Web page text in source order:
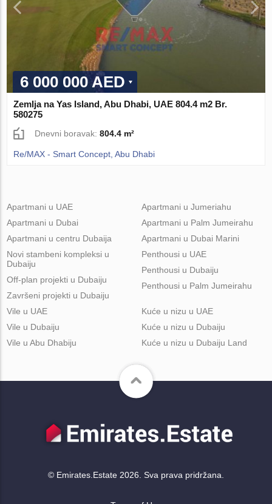
6 000 000 AED
Zemlja na Yas Island, Abu Dhabi, UAE 804.4 m2 Br.
580275
Dnevni boravak:804.4 m²
Re/MAX - Smart Concept, Abu Dhabi
Apartmani u UAE
Apartmani u Dubai
Apartmani u centru Dubaija
Apartmani u Jumeriahu
Apartmani u Palm Jumeirahu
Apartmani u Dubai Marini
Novi stambeni kompleksi u
Dubaiju
Off-plan projekti u Dubaiju
Završeni projekti u Dubaiju
Penthousi u UAE
Penthousi u Dubaiju
Penthousi u Palm Jumeirahu
Vile u UAE
Vile u Dubaiju
Vile u Abu Dhabiju
Kuće u nizu u UAE
Kuće u nizu u Dubaiju
Kuće u nizu u Dubaiju Land
© Emirates.Estate 2026. Sva prava pridržana.